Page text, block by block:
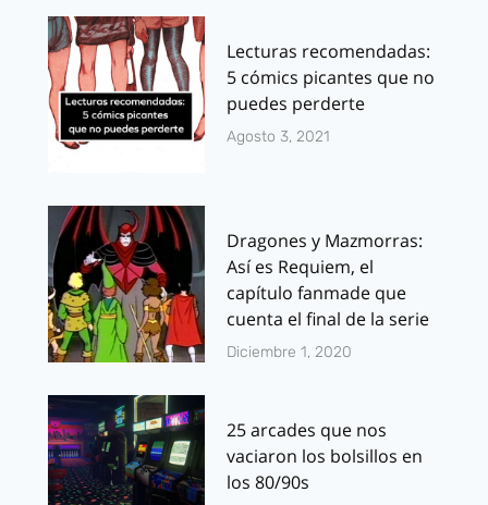
Lecturas recomendadas:
5 cómics picantes que no
puedes perderte
Agosto 3, 2021
Dragones y Mazmorras:
Así es Requiem, el
capítulo fanmade que
cuenta el final de la serie
Diciembre 1, 2020
25 arcades que nos
vaciaron los bolsillos en
los 80/90s